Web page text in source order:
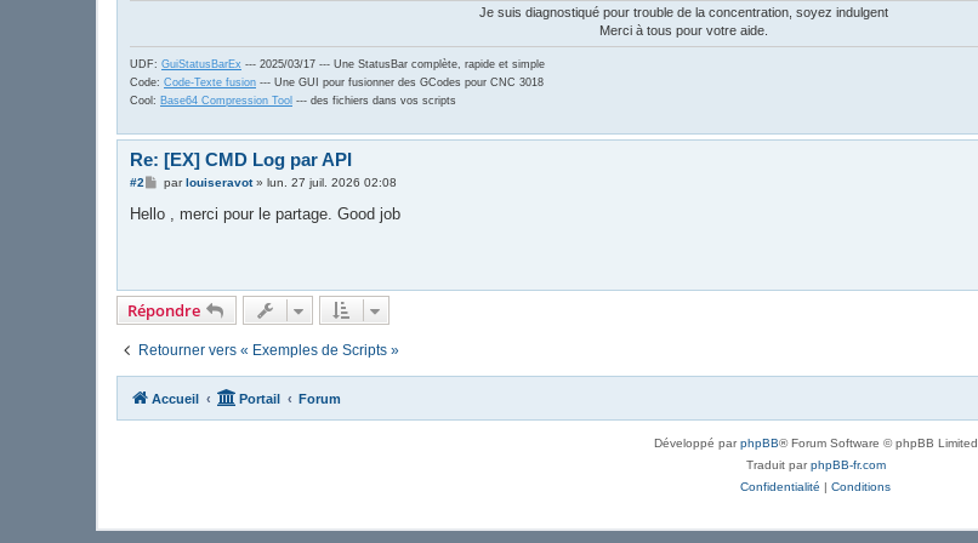
Je suis diagnostiqué pour trouble de la concentration, soyez indulgent
Merci à tous pour votre aide.
UDF: GuiStatusBarEx --- 2025/03/17 --- Une StatusBar complète, rapide et simple
Code: Code-Texte fusion --- Une GUI pour fusionner des GCodes pour CNC 3018
Cool: Base64 Compression Tool --- des fichiers dans vos scripts
Re: [EX] CMD Log par API
#2
M
s
parlouiseravot» lun. 27 juil. 2026 02:08
Hello , merci pour le partage. Good job
Répondre
Retourner vers « Exemples de Scripts »
Accueil Portail Forum
Développé parphpBB® Forum Software © phpBB Limited
Traduit parphpBB-fr.com
Confidentialité | Conditions